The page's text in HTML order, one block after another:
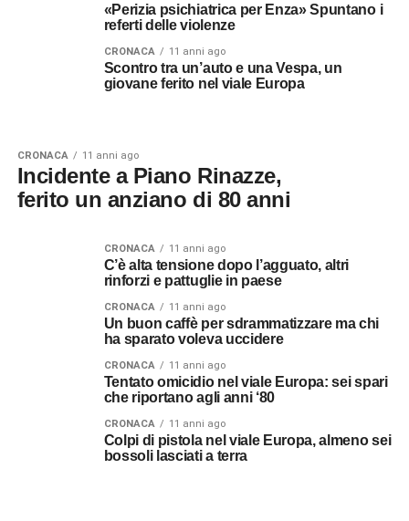
«Perizia psichiatrica per Enza» Spuntano i
referti delle violenze
CRONACA 11 anni ago
Scontro tra un’auto e una Vespa, un
giovane ferito nel viale Europa
CRONACA 11 anni ago
Incidente a Piano Rinazze,
ferito un anziano di 80 anni
CRONACA 11 anni ago
C’è alta tensione dopo l’agguato, altri
rinforzi e pattuglie in paese
CRONACA 11 anni ago
Un buon caffè per sdrammatizzare ma chi
ha sparato voleva uccidere
CRONACA 11 anni ago
Tentato omicidio nel viale Europa: sei spari
che riportano agli anni ‘80
CRONACA 11 anni ago
Colpi di pistola nel viale Europa, almeno sei
bossoli lasciati a terra